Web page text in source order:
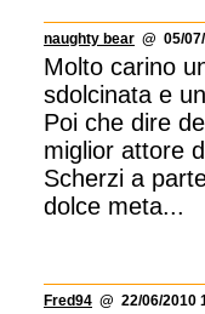
naughty bear @ 05/
Molto carino
sdolcinata e
Poi che dire
miglior attore
Scherzi a
dolce meta...
Fred94 @ 22/06/2010